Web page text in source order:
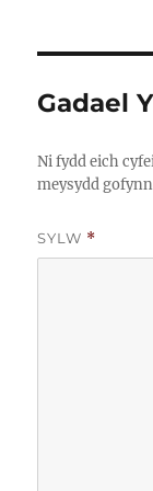
Gadael
Ni fydd eich
meysydd
SYLW *